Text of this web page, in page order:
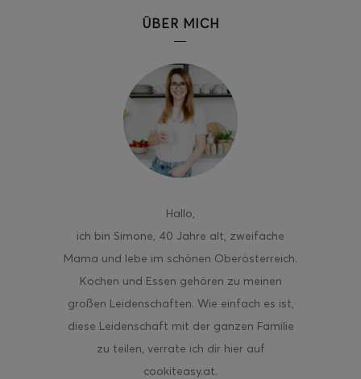
ÜBER MICH
Hallo,
ich bin Simone, 40 Jahre alt, zweifache
Mama und lebe im schönen Oberösterreich.
Kochen und Essen gehören zu meinen
großen Leidenschaften. Wie einfach es ist,
diese Leidenschaft mit der ganzen Familie
zu teilen, verrate ich dir hier auf
cookiteasy.at.